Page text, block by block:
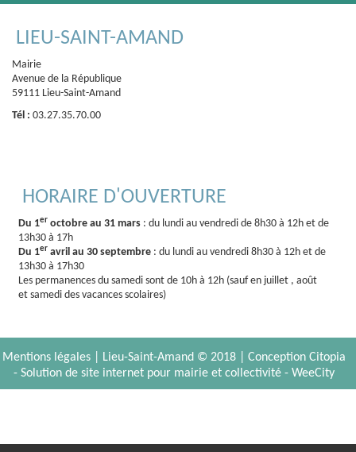
LIEU-SAINT-AMAND
Mairie
Avenue de la République
59111 Lieu-Saint-Amand
Tél : 03.27.35.70.00
HORAIRE D'OUVERTURE
Du 1er octobre au 31 mars : du lundi au vendredi de 8h30 à 12h et de
13h30 à 17h
Du 1er avril au 30 septembre : du lundi au vendredi 8h30 à 12h et de
13h30 à 17h30
Les permanences du samedi sont de 10h à 12h (sauf en juillet , août
et samedi des vacances scolaires)
Mentions légales | Lieu-Saint-Amand © 2018 | Conception Citopia
- Solution de site internet pour mairie et collectivité - WeeCity